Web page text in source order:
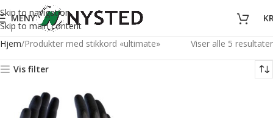
Skip to navigation
Skip to main content
MENY
Hjem Produkter med stikkord «ultimate» Viser alle 5 resultater
Vis filter